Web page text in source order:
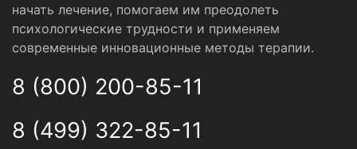
начать лечение, помогаем им преодолеть
психологические трудности и применяем
современные инновационные методы терапии.
8 (800) 200-85-11
8 (499) 322-85-11